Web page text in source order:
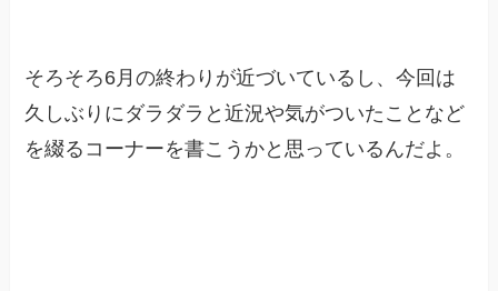
そろそろ6月の終わりが近づいているし、今回は
久しぶりにダラダラと近況や気がついたことなど
を綴るコーナーを書こうかと思っているんだよ。